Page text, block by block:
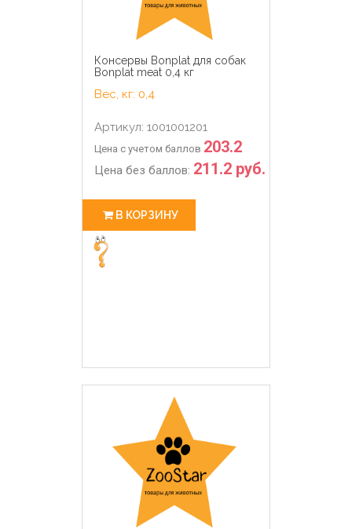
Консервы Bonplat для собак
Bonplat meat 0,4 кг
Вес, кг: 0,4
Артикул: 1001001201
Цена с учетом баллов 203.2
Цена без баллов: 211.2 руб.
В КОРЗИНУ